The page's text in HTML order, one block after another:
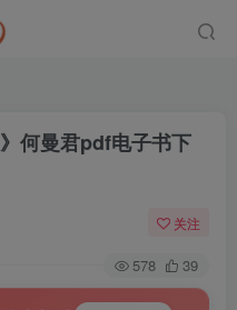
何曼君pdf电子书下
关注
578 39